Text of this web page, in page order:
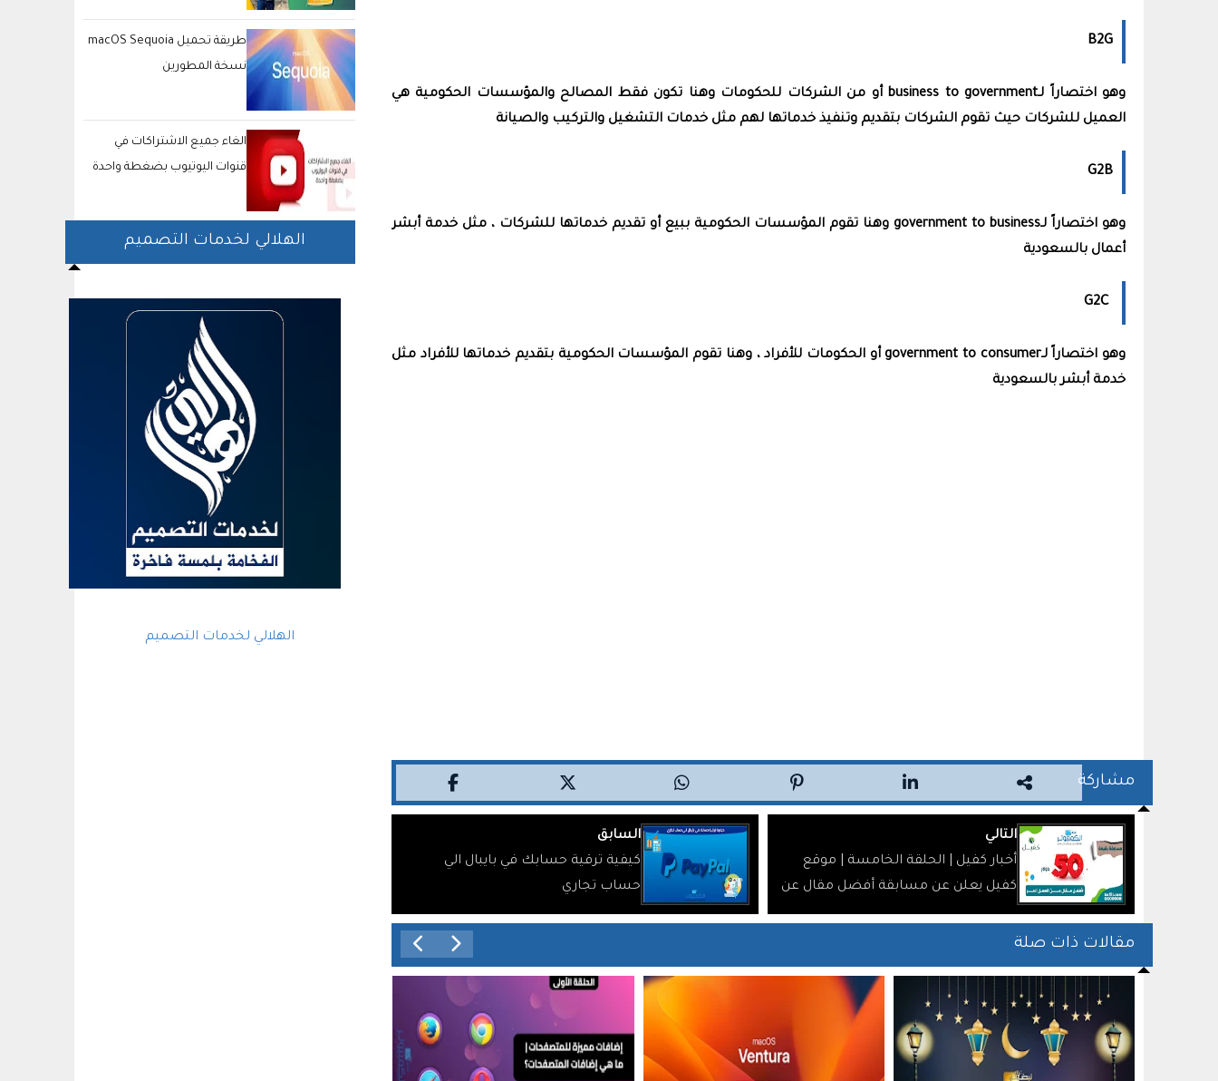
B2G
وهو اختصاراً لـbusiness to government أو من الشركات للحكومات وهنا تكون فقط المصالح والمؤسسات الحكومية هي
العميل للشركات حيث تقوم الشركات بتقديم وتنفيذ خدماتها لهم مثل خدمات التشغيل والتركيب والصيانة
G2B
وهو اختصاراً لـgovernment to business وهنا تقوم المؤسسات الحكومية ببيع أو تقديم خدماتها للشركات ، مثل خدمة أبشر
أعمال بالسعودية
وهو اختصاراً لـgovernment to consumer أو الحكومات للأفراد ، وهنا تقوم المؤسسات الحكومية بتقديم خدماتها للأفراد مثل
خدمة أبشر بالسعودية
مشاركة
التالي
أخبار كفيل | الحلقة الخامسة | موقع
كفيل يعلن عن مسابقة أفضل مقال عن
العمل الحر
السابق
كيفية ترقية حسابك في بايبال الي
حساب تجاري
مقالات ذات صلة
والتميز بها
طريقة تحميل macOS Sequoia
نسخة المطورين
الغاء جميع الاشتراكات في
قنوات اليوتيوب بضغطة واحدة
الهلالي لخدمات التصميم
الهلالي لخدمات التصميم